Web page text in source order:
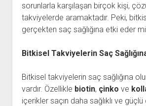
sorunlarla karşılaşan birçok kişi,
takviyelerde aramaktadır. Peki,
gerçekten saç sağlığına etki eder
Bitkisel Takviyelerin Saç
Bitkisel takviyelerin saç sağlığına
vardır. Özellikle biotin, çinko ve
içerikler saçın daha sağlıklı ve güçlü